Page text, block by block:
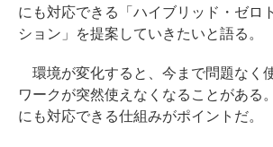
にも対応できる「ハイブリッド・ゼロ
ション」を提案していきたいと語る。
環境が変化すると、今まで問題なく
ワークが突然使えなくなることがある
にも対応できる仕組みがポイントだ。